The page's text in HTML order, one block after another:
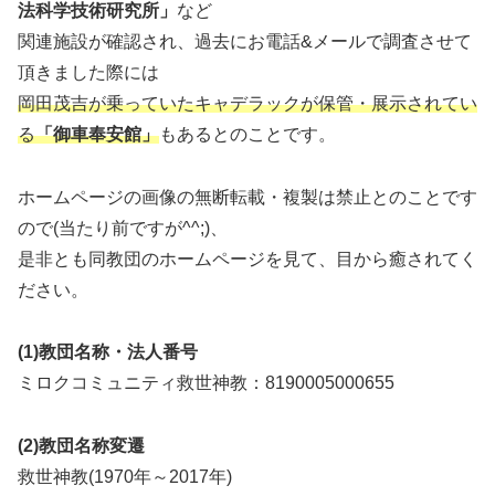
法科学技術研究所」 など
関連施設が確認され、過去にお電話&メールで調査させて
頂きました際には
岡田茂吉が乗っていたキャデラックが保管・展示されてい
る「御車奉安館」もあるとのことです。
ホームページの画像の無断転載・複製は禁止とのことです
ので(当たり前ですが^^;)、
是非とも同教団のホームページを見て、目から癒されてく
ださい。
(1)教団名称・法人番号
ミロクコミュニティ救世神教：8190005000655
(2)教団名称変遷
救世神教(1970年～2017年)